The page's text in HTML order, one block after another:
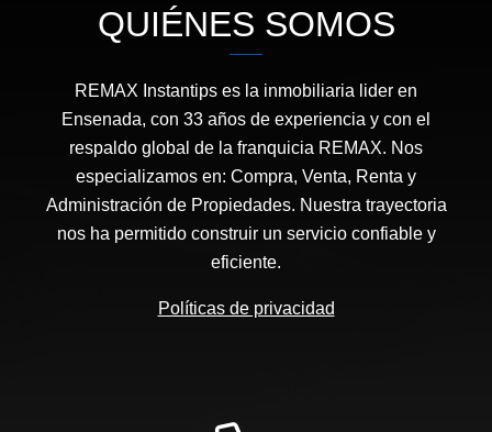
QUIÉNES SOMOS
REMAX Instantips es la inmobiliaria lider en
Ensenada, con 33 años de experiencia y con el
respaldo global de la franquicia REMAX. Nos
especializamos en: Compra, Venta, Renta y
Administración de Propiedades. Nuestra trayectoria
nos ha permitido construir un servicio confiable y
eficiente.
Políticas de privacidad